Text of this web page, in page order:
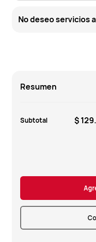
No deseo servicios
Resumen
Subtotal $